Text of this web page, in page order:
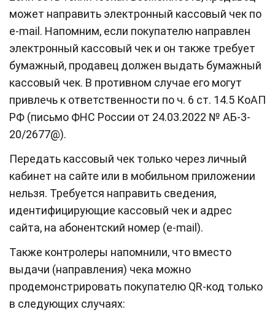
может направить электронный кассовый чек по
e-mail. Напомним, если покупателю направлен
электронный кассовый чек и он также требует
бумажный, продавец должен выдать бумажный
кассовый чек. В противном случае его могут
привлечь к ответственности по ч. 6 ст. 14.5 КоАП
РФ (письмо ФНС России от 24.03.2022 № АБ-3-
20/2677@).
Передать кассовый чек только через личный
кабинет на сайте или в мобильном приложении
нельзя. Требуется направить сведения,
идентифицирующие кассовый чек и адрес
сайта, на абонентский номер (e-mail).
Также контролеры напомнили, что вместо
выдачи (направления) чека можно
продемонстрировать покупателю QR-код только
в следующих случаях: